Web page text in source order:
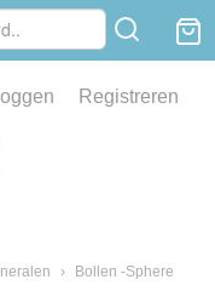
Registreren
›
Bollen -Sphere